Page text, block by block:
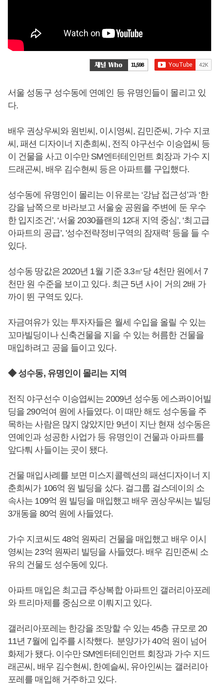
11,598
서울 성동구 성수동에 연예인 등 유명인들이 몰리고 있
다.
배우 권상우씨와 원빈씨, 이시영씨, 김민준씨, 가수 지코
씨, 패션 디자이너 지춘희씨, 전직 야구선수 이승엽씨 등
이 건물을 사고 이수만 SM엔터테인먼트 회장과 가수 지
드래곤씨, 배우 김수현씨 등은 아파트를 구입했다.
성수동에 유명인이 몰리는 이유로는 ‘강남 접근성’과 ‘한
강을 남쪽으로 바라보고 서울숲 공원을 주변에 둔 우수
한 입지조건’, ‘서울 2030플랜의 12대 지역 중심’, ‘최고급
아파트의 공급’, '성수전략정비구역의 잠재력' 등을 들 수
있다.
성수동 땅값은 2020년 1월 기준 3.3㎡당 4천만 원에서 7
천만 원 수준을 보이고 있다. 최근 5년 사이 거의 2배 가
까이 뛴 구역도 있다.
자금여유가 있는 투자자들은 월세 수입을 올릴 수 있는
꼬마빌딩이나 신축건물을 지을 수 있는 허름한 건물을
매입하려고 공을 들이고 있다.
◆ 성수동, 유명인이 몰리는 지역
전직 야구선수 이승엽씨는 2009년 성수동 에스콰이어빌
딩을 290억여 원에 사들였다. 이 때만 해도 성수동을 주
목하는 사람은 많지 않았지만 9년이 지난 현재 성수동은
연예인과 성공한 사업가 등 유명인이 건물과 아파트를
앞다퉈 사들이는 곳이 됐다.
건물 매입사례를 보면 미스지콜렉션의 패션디자이너 지
춘희씨가 106억 원 빌딩을 샀다. 걸그룹 걸스데이의 소
속사는 109억 원 빌딩을 매입했고 배우 권상우씨는 빌딩
3개동을 80억 원에 사들였다.
가수 지코씨도 48억 원짜리 건물을 매입했고 배우 이시
영씨는 23억 원짜리 빌딩을 사들였다. 배우 김민준씨 소
유의 건물도 성수동에 있다.
아파트 매입은 최고급 주상복합 아파트인 갤러리아포레
와 트리마제를 중심으로 이뤄지고 있다.
갤러리아포레는 한강을 조망할 수 있는 45층 규모로 20
11년 7월에 입주를 시작했다. 분양가가 40억 원이 넘어
화제가 됐다. 이수만 SM엔터테인먼트 회장과 가수 지드
래곤씨, 배우 김수현씨, 한예슬씨, 유아인씨는 갤러리아
포레를 매입해 거주하고 있다.